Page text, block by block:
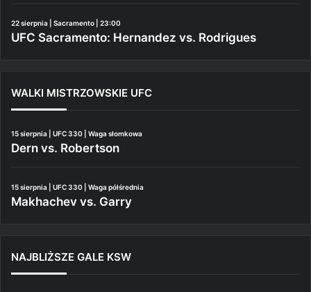
22 sierpnia | Sacramento | 23:00
UFC Sacramento: Hernandez vs. Rodrigues
WALKI MISTRZOWSKIE UFC
15 sierpnia | UFC 330 | Waga słomkowa
Dern vs. Robertson
15 sierpnia | UFC 330 | Waga półśrednia
Makhachev vs. Garry
NAJBLIŻSZE GALE KSW